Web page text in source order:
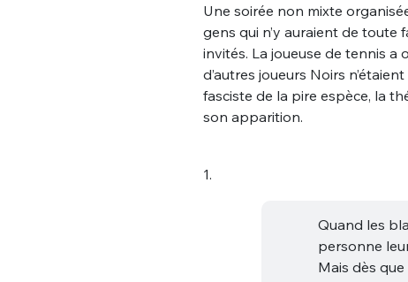
Une soirée non mixte
gens qui n’y auraient de toute
invités. La joueuse de tennis a
d’autres joueurs Noirs
fasciste de la pire espèce, la
son apparition.
1.
Quand les
personne
Mais dès